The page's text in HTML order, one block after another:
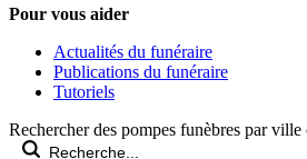
Pour vous aider
Actualités du funéraire
Publications du funéraire
Tutoriels
Rechercher des pompes funèbres par ville